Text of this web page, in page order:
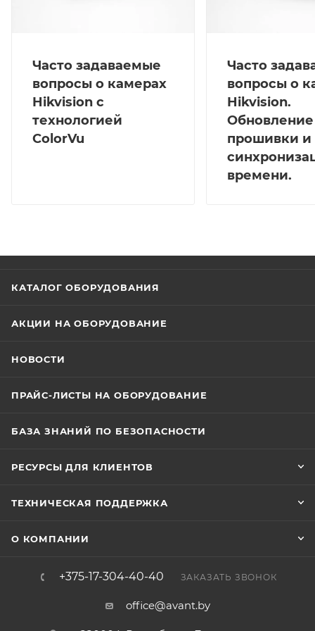
Часто задаваемые
вопросы о камерах
Hikvision с
технологией
ColorVu
Часто
вопросы о
Hikvision.
Обновление
прошивки и
времени.
КАТАЛОГ ОБОРУДОВАНИЯ
АКЦИИ НА ОБОРУДОВАНИЕ
НОВОСТИ
ПРАЙС-ЛИСТЫ НА ОБОРУДОВАНИЕ
БАЗА ЗНАНИЙ ПО БЕЗОПАСНОСТИ
РЕСУРСЫ ДЛЯ КЛИЕНТОВ
ТЕХНИЧЕСКАЯ ПОДДЕРЖКА
О КОМПАНИИ
+375-17-304-40-40 ЗАКАЗАТЬ ЗВОНОК
office@avant.by